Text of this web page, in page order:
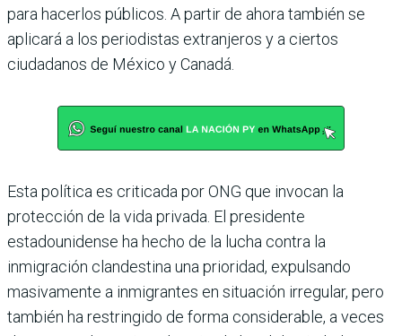
para hacerlos públicos. A partir de ahora también se
aplicará a los periodistas extranjeros y a ciertos
ciudadanos de México y Canadá.
Esta política es criticada por ONG que invocan la
protección de la vida privada. El presidente
estadounidense ha hecho de la lucha contra la
inmigración clandestina una prioridad, expulsando
masivamente a inmigrantes en situación irregular, pero
también ha restringido de forma considerable, a veces